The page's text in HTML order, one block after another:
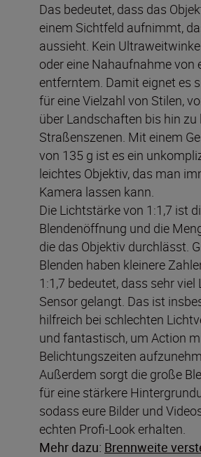
Das bedeutet, dass das
einem Sichtfeld aufnimmt,
aussieht. Kein
oder eine Nahaufnahme von
entferntem. Damit eignet es
für eine Vielzahl von Stilen,
über Landschaften bis hin zu
Straßenszenen. Mit einem
von 135 g ist es ein
leichtes Objektiv, das man
Kamera lassen kann.
Die Lichtstärke von 1:1,7 ist
Blendenöffnung und die
die das Objektiv durchlässt.
Blenden haben kleinere
1:1,7 bedeutet, dass sehr viel
Sensor gelangt. Das ist
hilfreich bei schlechten
und fantastisch, um Action
Belichtungszeiten
Außerdem sorgt die große
für eine stärkere
sodass eure Bilder und
echten Profi-Look erhalten.
Mehr dazu: Brennweite